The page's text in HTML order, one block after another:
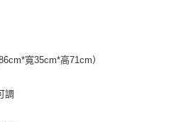
寬35cm*高71cm）
調